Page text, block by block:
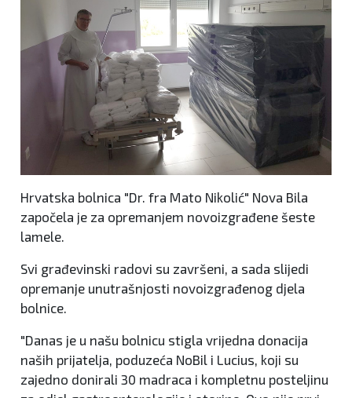
Hrvatska bolnica "Dr. fra Mato Nikolić" Nova Bila
započela je za opremanjem novoizgrađene šeste
lamele.
Svi građevinski radovi su završeni, a sada slijedi
opremanje unutrašnjosti novoizgrađenog djela
bolnice.
"Danas je u našu bolnicu stigla vrijedna donacija
naših prijatelja, poduzeća NoBil i Lucius, koji su
zajedno donirali 30 madraca i kompletnu posteljinu